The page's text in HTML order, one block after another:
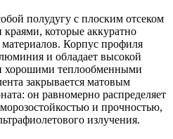
полудугу с плоским отсеком
которые аккуратно
Корпус профиля
и обладает высокой
хорошими теплообменными
закрывается матовым
он равномерно распределяет
и прочностью,
излучения.